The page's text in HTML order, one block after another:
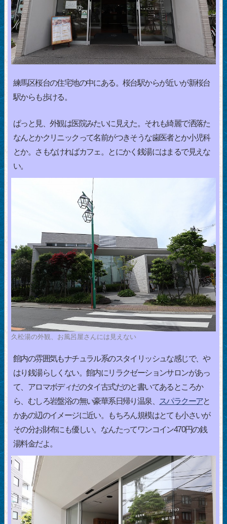
練馬区桜台の住宅地の中にある。桜台駅からが近いが新桜台
駅からも歩ける。
ぱっと見、外観は医院みたいに見えた。それも綺麗で洒落た
なんとかクリニックって名前がつきそうな歯医者とか小児科
とか。さもなければカフェ。とにかく銭湯にはまるで見えな
い。
久松湯の外観、お風呂屋さんには見えない
館内の雰囲気もナチュラル系のスタイリッシュな感じで、や
はり銭湯らしくない。館内にリラクゼーションサロンがあっ
て、アロマボディだのタイ古式だのと書いてあるところか
ら、むしろ岩盤浴の無い豪華系日帰り温泉、
スパラクーアと
かあの辺のイメージに近い。もちろん規模はとても小さいが
その分お財布にも優しい。なんたってワンコイン470円の銭
湯料金だよ。